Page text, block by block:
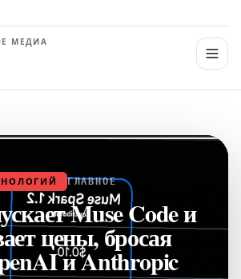
МЕДИА
ГЛАВНОЕ
Muse Code и
цены, бросая
и Anthropic